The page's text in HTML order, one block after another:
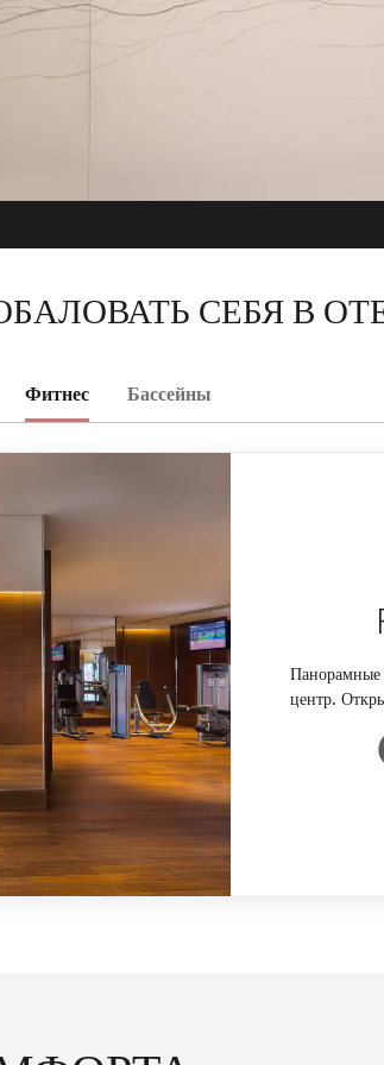
СЕБЯ В
Фитнес Бассейны
Панорамные
центр.